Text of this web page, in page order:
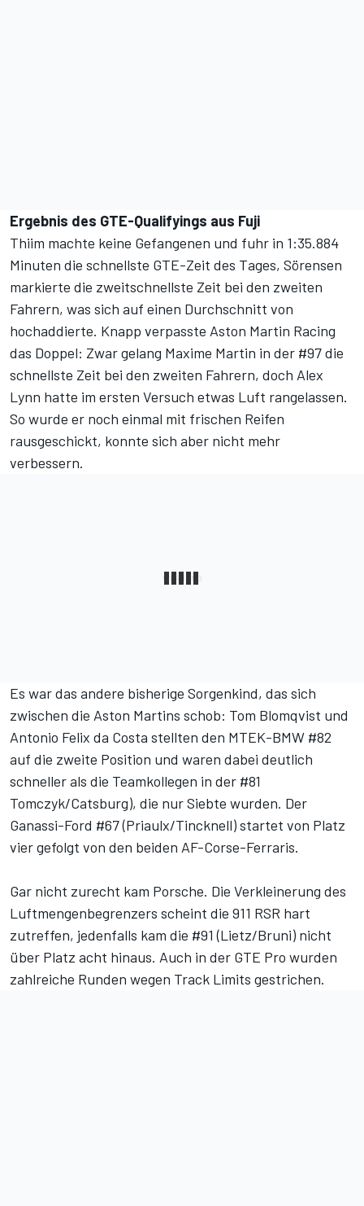
Ergebnis des GTE-Qualifyings aus Fuji
Thiim machte keine Gefangenen und fuhr in 1:35.884
Minuten die schnellste GTE-Zeit des Tages, Sörensen
markierte die zweitschnellste Zeit bei den zweiten
Fahrern, was sich auf einen Durchschnitt von
hochaddierte. Knapp verpasste Aston Martin Racing
das Doppel: Zwar gelang Maxime Martin in der #97 die
schnellste Zeit bei den zweiten Fahrern, doch Alex
Lynn hatte im ersten Versuch etwas Luft rangelassen.
So wurde er noch einmal mit frischen Reifen
rausgeschickt, konnte sich aber nicht mehr
verbessern.
Es war das andere bisherige Sorgenkind, das sich
zwischen die Aston Martins schob: Tom Blomqvist und
Antonio Felix da Costa stellten den MTEK-BMW #82
auf die zweite Position und waren dabei deutlich
schneller als die Teamkollegen in der #81
Tomczyk/Catsburg), die nur Siebte wurden. Der
Ganassi-Ford #67 (Priaulx/Tincknell) startet von Platz
vier gefolgt von den beiden AF-Corse-Ferraris.
Gar nicht zurecht kam Porsche. Die Verkleinerung des
Luftmengenbegrenzers scheint die 911 RSR hart
zutreffen, jedenfalls kam die #91 (Lietz/Bruni) nicht
über Platz acht hinaus. Auch in der GTE Pro wurden
zahlreiche Runden wegen Track Limits gestrichen.